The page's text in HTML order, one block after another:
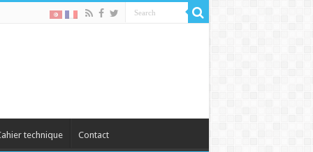
technique Contact